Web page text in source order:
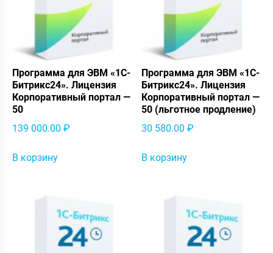
Программа для ЭВМ «1С-
Битрикс24». Лицензия
Корпоративный портал —
50
139 000.00 ₽
В корзину
Программа для ЭВМ «1С-
Битрикс24». Лицензия
Корпоративный портал —
50 (льготное продление)
30 580.00₽
В корзину